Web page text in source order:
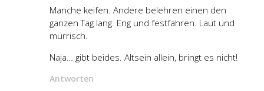
Manche keifen. Andere belehren einen den
ganzen Tag lang. Eng und festfahren. Laut und
mürrisch.
Naja… gibt beides. Altsein allein, bringt es nicht!
Antworten